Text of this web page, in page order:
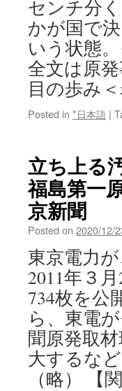
センチ分
かが国で
いう状態
全文は原
目の歩み
Posted in *日本語 |
立ち上る
福島第一
京新聞
Posted on 2020/12/
東京電力
2011年３
734枚を公
ら、東電
聞原発取
大するな
（略） 【